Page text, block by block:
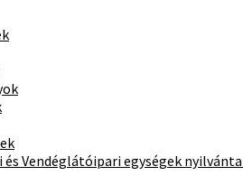
és Vendéglátóipari egységek